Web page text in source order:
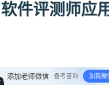
件评测师应
添加老师微信 备考咨询 加我微